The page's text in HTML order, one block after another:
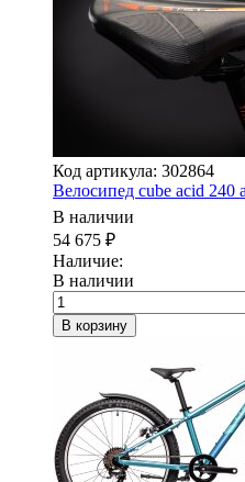
Код артикула: 302864
Велосипед cube acid 240
В наличии
54 675 ₽
Наличие:
В наличии
В корзину